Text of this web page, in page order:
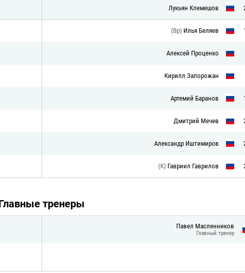
Лукьян Клемешов
(Вр) Илья Беляев
Алексей Проценко
Кирилл Запорожан
Артемий Баранов
Дмитрий Мечев
Александр Иштимиров
(К) Гавриил Гаврилов
тренеры
Павел Масленников
Главный тренер